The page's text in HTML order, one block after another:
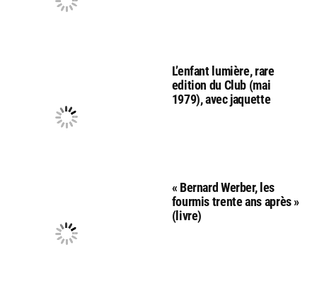
L’enfant lumière, rare
edition du Club (mai
1979), avec jaquette
« Bernard Werber, les
fourmis trente ans après »
(livre)